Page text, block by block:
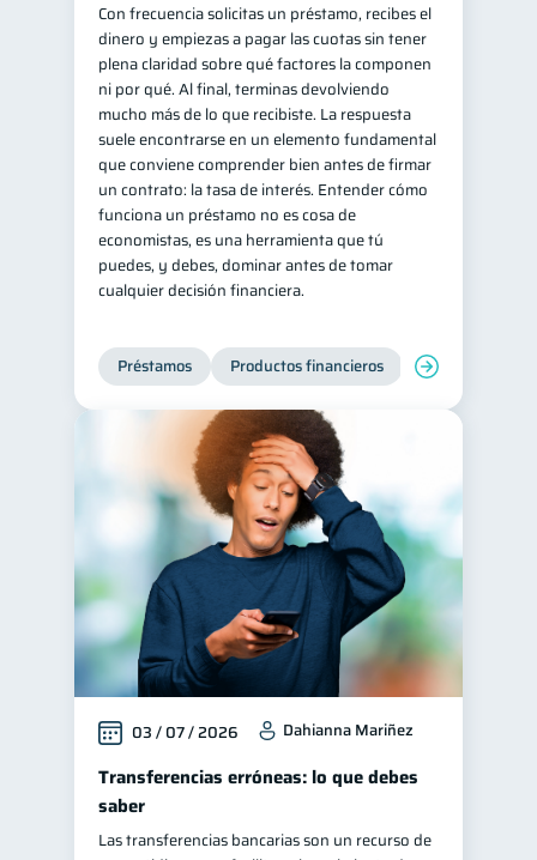
Gasto responsable 1
información financiera 1
Con frecuencia solicitas un préstamo, recibes el
dinero y empiezas a pagar las cuotas sin tener
plena claridad sobre qué factores la componen
ni por qué. Al final, terminas devolviendo
mucho más de lo que recibiste. La respuesta
suele encontrarse en un elemento fundamental
que conviene comprender bien antes de firmar
un contrato: la tasa de interés. Entender cómo
funciona un préstamo no es cosa de
economistas, es una herramienta que tú
puedes, y debes, dominar antes de tomar
cualquier decisión financiera.
Préstamos Productos financieros Manejo de
03 / 07 / 2026 Dahianna Mariñez
Transferencias erróneas: lo que debes
saber
Las transferencias bancarias son un recurso de